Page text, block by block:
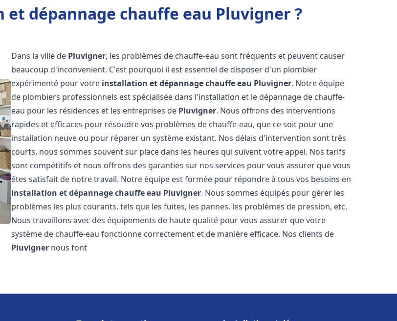
dépannage chauffe eau Pluvigner ?
Dans la ville de Pluvigner, les problèmes de chauffe-eau sont fréquents et peuvent causer
beaucoup d'inconvenient. C'est pourquoi il est essentiel de disposer d'un plombier
expérimenté pour votre installation et dépannage chauffe eau Pluvigner. Notre équipe
de plombiers professionnels est spécialisée dans l'installation et le dépannage de chauffe-
eau pour les résidences et les entreprises de Pluvigner. Nous offrons des interventions
rapides et efficaces pour résoudre vos problèmes de chauffe-eau, que ce soit pour une
installation neuve ou pour réparer un système existant. Nos délais d'intervention sont très
courts, nous sommes souvent sur place dans les heures qui suivent votre appel. Nos tarifs
sont compétitifs et nous offrons des garanties sur nos services pour vous assurer que vous
êtes satisfait de notre travail. Notre équipe est formée pour répondre à tous vos besoins en
installation et dépannage chauffe eau Pluvigner. Nous sommes équipés pour gérer les
problèmes les plus courants, tels que les fuites, les pannes, les problèmes de pression, etc.
Nous travaillons avec des équipements de haute qualité pour vous assurer que votre
système de chauffe-eau fonctionne correctement et de manière efficace. Nos clients de
Pluvigner nous font